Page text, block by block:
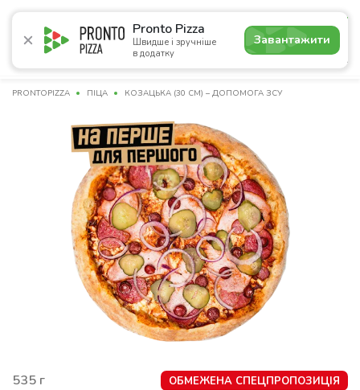
Pronto Pizza
Швидше і зручніше
в додатку
Завантажити
4.9
Акції Піца Суші Сети Сніданки
PRONTOPIZZA ПІЦА КОЗАЦЬКА (30 СМ) – ДОПОМОГА ЗСУ
535 г ОБМЕЖЕНА СПЕЦПРОПОЗИЦІЯ